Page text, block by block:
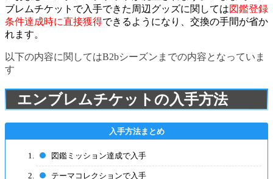
ブレムチケットで入手できた周辺グッズに関しては図鑑登録
条件達成時に直接獲得できるようになり、交換の手間が省か
れます。
以下の内容に関してはB2bシーズンまでの内容となっていま
す
エンブレムチケットの入手方法
図鑑ミッション達成で入手
テーマコレクションで入手